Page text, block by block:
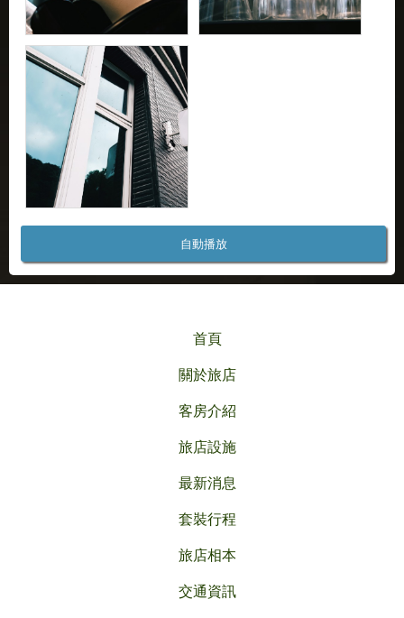
自動播放
首頁
關於旅店
客房介紹
旅店設施
最新消息
套裝行程
旅店相本
交通資訊